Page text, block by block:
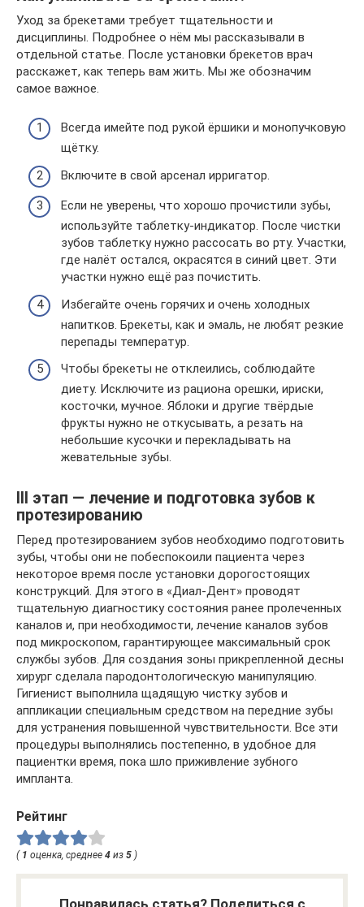
Уход за брекетами требует тщательности и
дисциплины. Подробнее о нём мы рассказывали в
отдельной статье. После установки брекетов врач
расскажет, как теперь вам жить. Мы же обозначим
самое важное.
Всегда имейте под рукой ёршики и монопучковую
щётку.
Включите в свой арсенал ирригатор.
Если не уверены, что хорошо прочистили зубы,
используйте таблетку-индикатор. После чистки
зубов таблетку нужно рассосать во рту. Участки,
где налёт остался, окрасятся в синий цвет. Эти
участки нужно ещё раз почистить.
Избегайте очень горячих и очень холодных
напитков. Брекеты, как и эмаль, не любят резкие
перепады температур.
Чтобы брекеты не отклеились, соблюдайте
диету. Исключите из рациона орешки, ириски,
косточки, мучное. Яблоки и другие твёрдые
фрукты нужно не откусывать, а резать на
небольшие кусочки и перекладывать на
жевательные зубы.
III этап — лечение и подготовка зубов к
протезированию
Перед протезированием зубов необходимо подготовить
зубы, чтобы они не побеспокоили пациента через
некоторое время после установки дорогостоящих
конструкций. Для этого в «Диал-Дент» проводят
тщательную диагностику состояния ранее пролеченных
каналов и, при необходимости, лечение каналов зубов
под микроскопом, гарантирующее максимальный срок
службы зубов. Для создания зоны прикрепленной десны
хирург сделала пародонтологическую манипуляцию.
Гигиенист выполнила щадящую чистку зубов и
аппликации специальным средством на передние зубы
для устранения повышенной чувствительности. Все эти
процедуры выполнялись постепенно, в удобное для
пациентки время, пока шло приживление зубного
импланта.
Рейтинг
( 1 оценка, среднее 4 из 5 )
Понравилась статья? Поделиться с